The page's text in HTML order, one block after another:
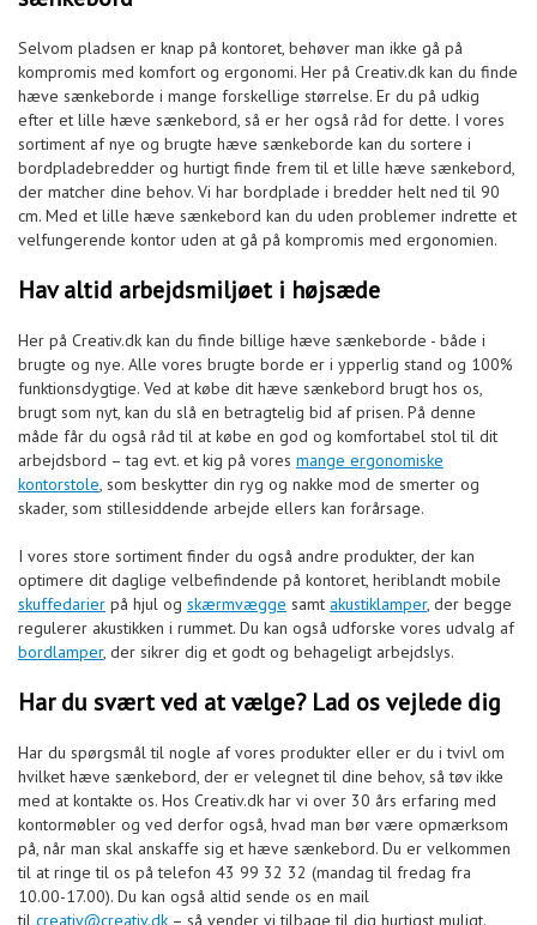
Selvom pladsen er knap på kontoret, behøver man ikke gå på
kompromis med komfort og ergonomi. Her på Creativ.dk kan du finde
hæve sænkeborde i mange forskellige størrelse. Er du på udkig
efter et lille hæve sænkebord, så er her også råd for dette. I vores
sortiment af nye og brugte hæve sænkeborde kan du sortere i
bordpladebredder og hurtigt finde frem til et lille hæve sænkebord,
der matcher dine behov. Vi har bordplade i bredder helt ned til 90
cm. Med et lille hæve sænkebord kan du uden problemer indrette et
velfungerende kontor uden at gå på kompromis med ergonomien.
Hav altid arbejdsmiljøet i højsæde
Her på Creativ.dk kan du finde billige hæve sænkeborde - både i
brugte og nye. Alle vores brugte borde er i ypperlig stand og 100%
funktionsdygtige. Ved at købe dit hæve sænkebord brugt hos os,
brugt som nyt, kan du slå en betragtelig bid af prisen. På denne
måde får du også råd til at købe en god og komfortabel stol til dit
arbejdsbord – tag evt. et kig på vores mange ergonomiske
kontorstole, som beskytter din ryg og nakke mod de smerter og
skader, som stillesiddende arbejde ellers kan forårsage.
I vores store sortiment finder du også andre produkter, der kan
optimere dit daglige velbefindende på kontoret, heriblandt mobile
skuffedarier på hjul og skærmvægge samt akustiklamper, der begge
regulerer akustikken i rummet. Du kan også udforske vores udvalg af
bordlamper, der sikrer dig et godt og behageligt arbejdslys.
Har du svært ved at vælge? Lad os vejlede dig
Har du spørgsmål til nogle af vores produkter eller er du i tvivl om
hvilket hæve sænkebord, der er velegnet til dine behov, så tøv ikke
med at kontakte os. Hos Creativ.dk har vi over 30 års erfaring med
kontormøbler og ved derfor også, hvad man bør være opmærksom
på, når man skal anskaffe sig et hæve sænkebord. Du er velkommen
til at ringe til os på telefon 43 99 32 32 (mandag til fredag fra
10.00-17.00). Du kan også altid sende os en mail
til creativ@creativ.dk – så vender vi tilbage til dig hurtigst muligt.